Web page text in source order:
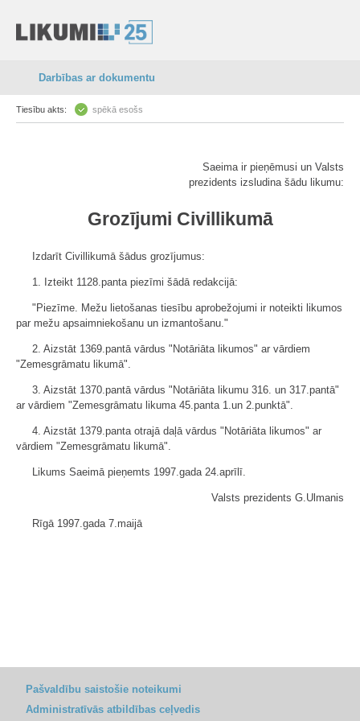
Darbības ar dokumentu
Tiesību akts: spēkā esošs
Saeima ir pieņēmusi un Valsts
prezidents izsludina šādu likumu:
Grozījumi Civillikumā
Izdarīt Civillikumā šādus grozījumus:
1. Izteikt 1128.panta piezīmi šādā redakcijā:
"Piezīme. Mežu lietošanas tiesību aprobežojumi ir noteikti likumos
par mežu apsaimniekošanu un izmantošanu."
2. Aizstāt 1369.pantā vārdus "Notāriāta likumos" ar vārdiem
"Zemesgrāmatu likumā".
3. Aizstāt 1370.pantā vārdus "Notāriāta likumu 316. un 317.pantā"
ar vārdiem "Zemesgrāmatu likuma 45.panta 1.un 2.punktā".
4. Aizstāt 1379.panta otrajā daļā vārdus "Notāriāta likumos" ar
vārdiem "Zemesgrāmatu likumā".
Likums Saeimā pieņemts 1997.gada 24.aprīlī.
Valsts prezidents G.Ulmanis
Rīgā 1997.gada 7.maijā
Pašvaldību saistošie noteikumi
Administratīvās atbildības ceļvedis